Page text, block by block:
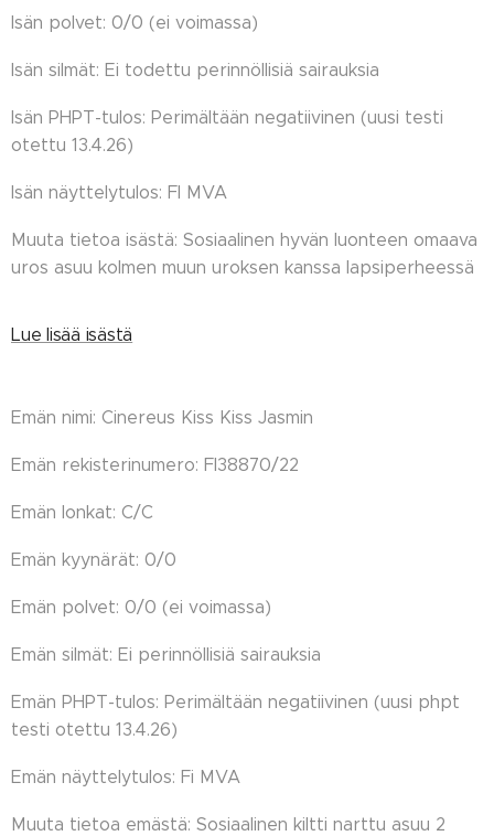
Isän polvet: 0/0 (ei voimassa)
Isän silmät: Ei todettu perinnöllisiä sairauksia
Isän PHPT-tulos: Perimältään negatiivinen (uusi testi
otettu 13.4.26)
Isän näyttelytulos: FI MVA
Muuta tietoa isästä: Sosiaalinen hyvän luonteen omaava
uros asuu kolmen muun uroksen kanssa lapsiperheessä
Lue lisää isästä
Emän nimi: Cinereus Kiss Kiss Jasmin
Emän rekisterinumero: FI38870/22
Emän lonkat: C/C
Emän kyynärät: 0/0
Emän polvet: 0/0 (ei voimassa)
Emän silmät: Ei perinnöllisiä sairauksia
Emän PHPT-tulos: Perimältään negatiivinen (uusi phpt
testi otettu 13.4.26)
Emän näyttelytulos: Fi MVA
Muuta tietoa emästä: Sosiaalinen kiltti narttu asuu 2